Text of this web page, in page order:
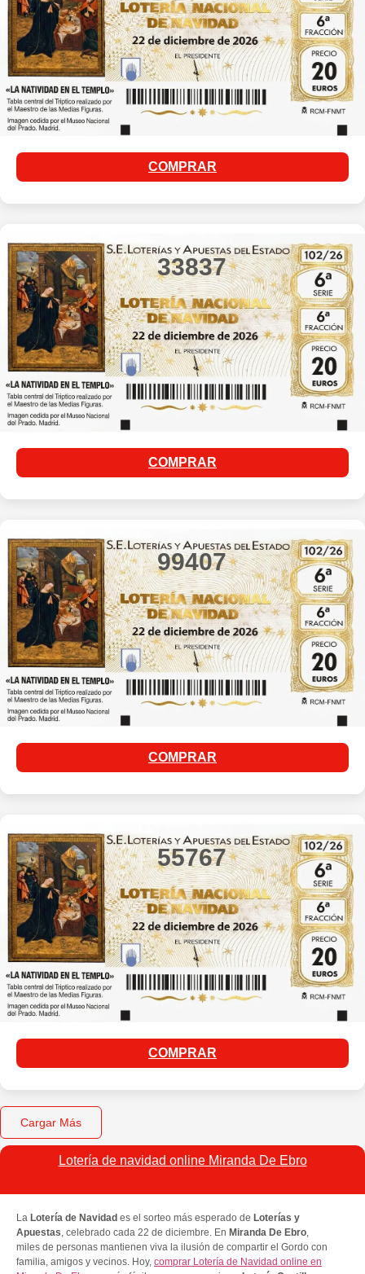
COMPRAR
33837
COMPRAR
99407
COMPRAR
55767
COMPRAR
Cargar Más
Lotería de navidad online Miranda De Ebro
La Lotería de Navidad es el sorteo más esperado de Loterías y
Apuestas, celebrado cada 22 de diciembre. En Miranda De Ebro,
miles de personas mantienen viva la ilusión de compartir el Gordo con
familia, amigos y vecinos. Hoy, comprar Lotería de Navidad online en